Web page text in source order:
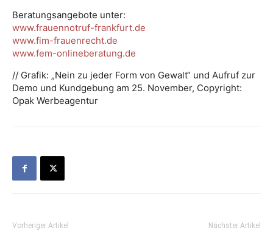
Beratungsangebote unter:
www.frauennotruf-frankfurt.de
www.fim-frauenrecht.de
www.fem-onlineberatung.de
// Grafik: „Nein zu jeder Form von Gewalt“ und Aufruf zur
Demo und Kundgebung am 25. November, Copyright:
Opak Werbeagentur
Vorheriger Artikel Nächster Artikel